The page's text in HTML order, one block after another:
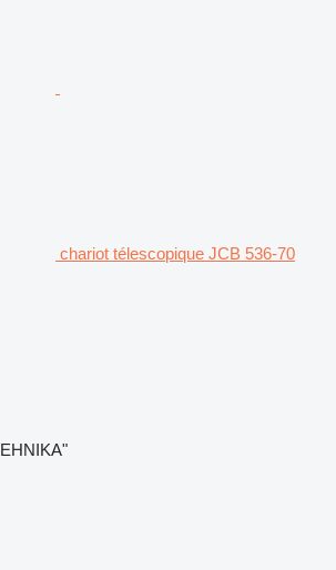
chariot télescopique JCB 536-70